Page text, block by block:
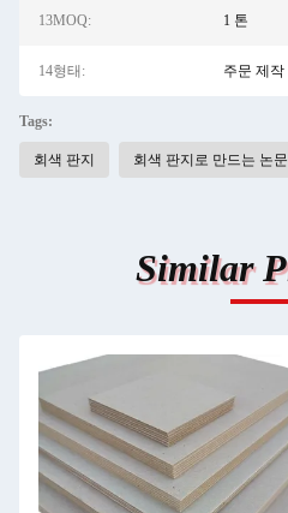
13MOQ: 1 톤
14형태: 주문 제작
Tags:
회색 판지 회색 판지로 만드는 논문
Similar